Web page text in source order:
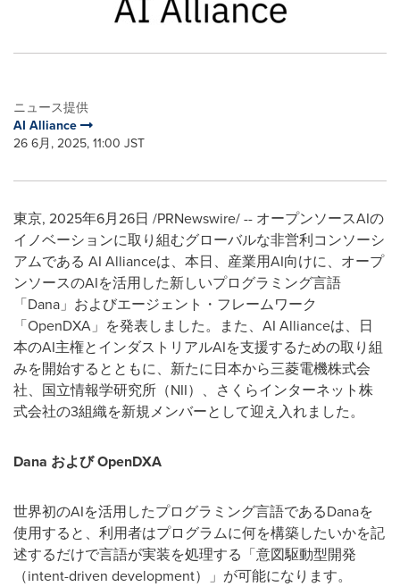
ニュース提供
AI Alliance
26 6月, 2025, 11:00 JST
東京, 2025年6月26日 /PRNewswire/ -- オープンソースAIの
イノベーションに取り組むグローバルな非営利コンソーシ
アムである AI Allianceは、本日、産業用AI向けに、オープ
ンソースのAIを活用した新しいプログラミング言語
「Dana」およびエージェント・フレームワーク
「OpenDXA」を発表しました。また、AI Allianceは、日
本のAI主権とインダストリアルAIを支援するための取り組
みを開始するとともに、新たに日本から三菱電機株式会
社、国立情報学研究所（NII）、さくらインターネット株
式会社の3組織を新規メンバーとして迎え入れました。
Dana およびOpenDXA
世界初のAIを活用したプログラミング言語であるDanaを
使用すると、利用者はプログラムに何を構築したいかを記
述するだけで言語が実装を処理する「意図駆動型開発
（intent-driven development）」が可能になります。